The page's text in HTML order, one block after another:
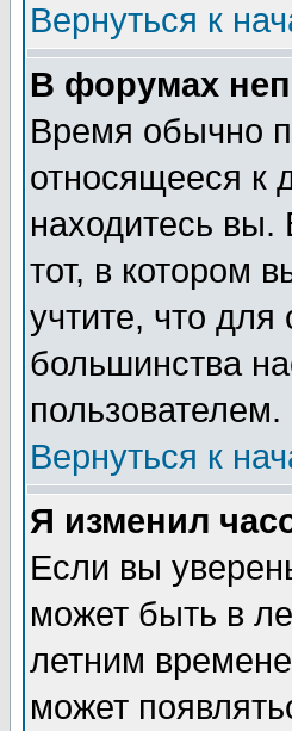
Вернуться к
В форумах
Время обычно
относящееся к
находитесь вы.
тот, в котором
учтите, что
большинства
пользователем.
Вернуться к
Я изменил
Если вы
может быть в
летним
может